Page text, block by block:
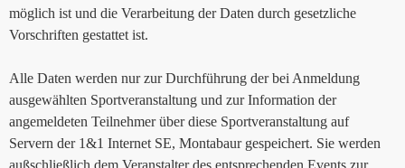
möglich ist und die Verarbeitung der Daten durch gesetzliche
Vorschriften gestattet ist.
Alle Daten werden nur zur Durchführung der bei Anmeldung
ausgewählten Sportveranstaltung und zur Information der
angemeldeten Teilnehmer über diese Sportveranstaltung auf
Servern der 1&1 Internet SE, Montabaur gespeichert. Sie werden
außschließlich dem Veranstalter des entsprechenden Events zur